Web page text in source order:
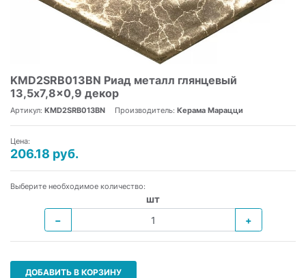
KMD2SRB013BN Риад металл глянцевый
13,5x7,8x0,9 декор
Артикул: KMD2SRB013BN Производитель: Керама Марацци
Цена:
206.18 руб.
Выберите необходимое количество:
шт
−
+
ДОБАВИТЬ В КОРЗИНУ